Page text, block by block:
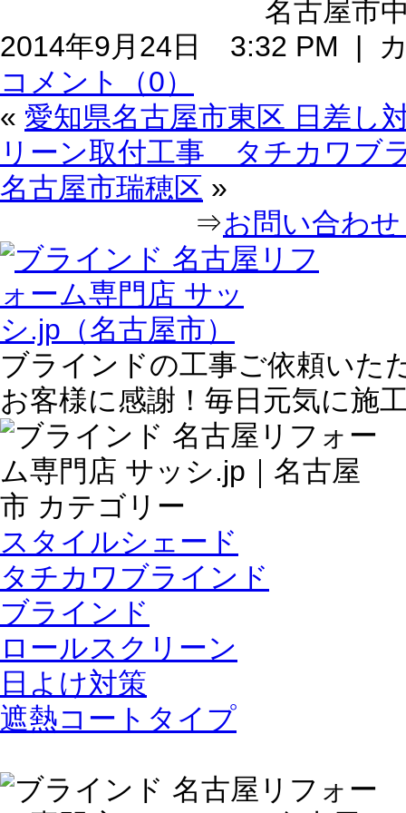
名古屋市
2014年9月24日 3:32 PM |
コメント（0）
« 愛知県名古屋市東区 日差し
リーン取付工事 タチカワ
名古屋市瑞穂区 »
⇒お問い合わ
ブラインドの工事ご依頼いた
お客様に感謝！毎日元気に施
スタイルシェード
タチカワブラインド
ブラインド
ロールスクリーン
日よけ対策
遮熱コートタイプ